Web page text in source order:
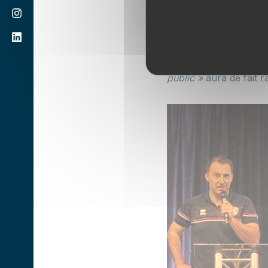
un peu de chance
pour le reste du
public »aura de fait